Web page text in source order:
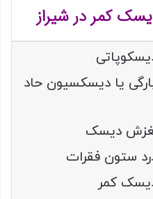
کمر در شیراز
یا دیسکسیون حاد
دیسک
ستون فقرات
کمر